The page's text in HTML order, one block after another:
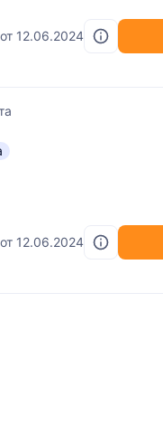
12.06.2024
12.06.2024